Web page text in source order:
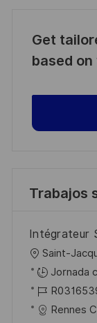
Get
based
Trabajos
Intégrateur
U
b
c
Saint-
Jornada
I
D Rennes